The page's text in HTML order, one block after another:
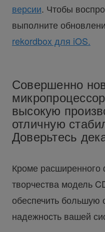
версии. Чтобы
выполните
rekordbox для iOS.
Совершенно
высокую
отличную
Доверьтесь
Кроме
творчества модель
обеспечить большую
надежность вашей